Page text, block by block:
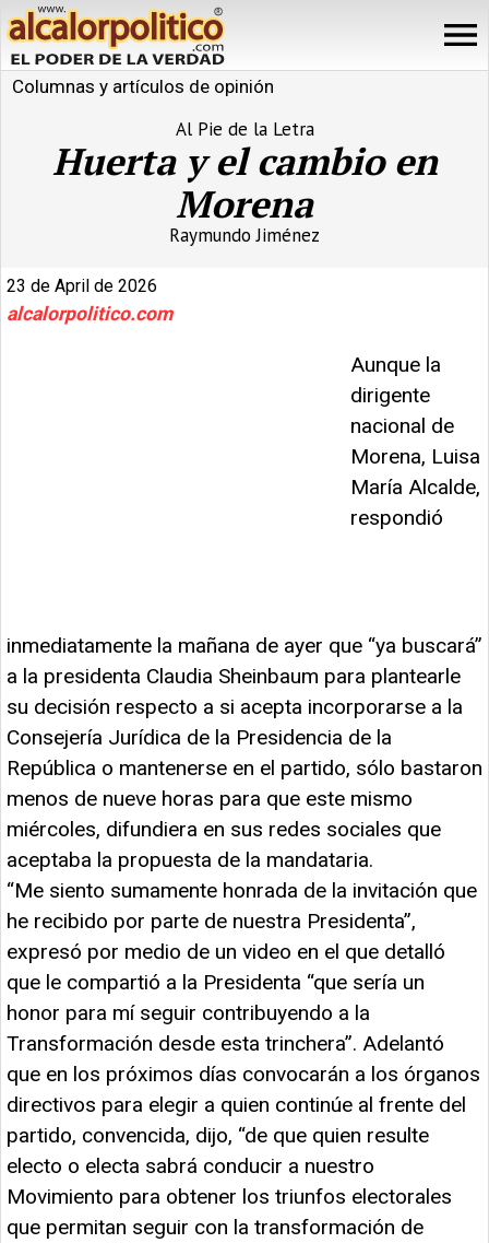
Columnas y artículos de opinión
Al Pie de la Letra
Huerta y el cambio en
Morena
Raymundo Jiménez
23 de April de 2026
alcalorpolitico.com
Aunque la
dirigente
nacional de
Morena, Luisa
María Alcalde,
respondió
inmediatamente la mañana de ayer que “ya buscará”
a la presidenta Claudia Sheinbaum para plantearle
su decisión respecto a si acepta incorporarse a la
Consejería Jurídica de la Presidencia de la
República o mantenerse en el partido, sólo bastaron
menos de nueve horas para que este mismo
miércoles, difundiera en sus redes sociales que
aceptaba la propuesta de la mandataria.
“Me siento sumamente honrada de la invitación que
he recibido por parte de nuestra Presidenta”,
expresó por medio de un video en el que detalló
que le compartió a la Presidenta “que sería un
honor para mí seguir contribuyendo a la
Transformación desde esta trinchera”. Adelantó
que en los próximos días convocarán a los órganos
directivos para elegir a quien continúe al frente del
partido, convencida, dijo, “de que quien resulte
electo o electa sabrá conducir a nuestro
Movimiento para obtener los triunfos electorales
que permitan seguir con la transformación de